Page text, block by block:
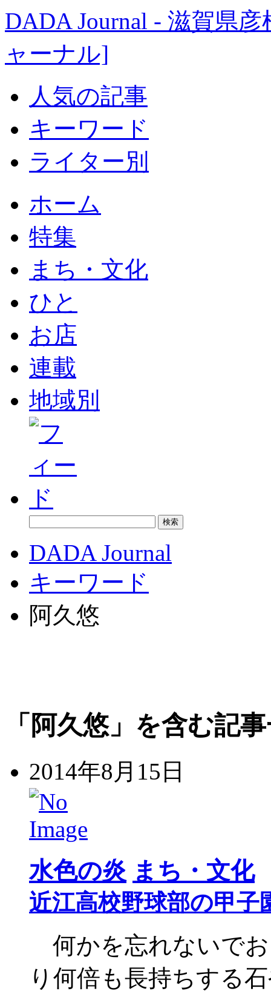
DADA Journal - 滋賀県
ャーナル]
人気の記事
キーワード
ライター別
ホーム
特集
まち・文化
ひと
お店
連載
地域別
DADA Journal
キーワード
阿久悠
「阿久悠」を含む記
2014年8月15日
水色の炎 まち・文化
近江高校野球部の甲子
何かを忘れないで
り何倍も長持ちする